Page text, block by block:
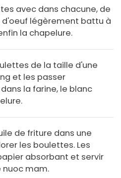
avec dans chacune, de
d'oeuf légèrement battu à
la chapelure.
de la taille d'une
et les passer
la farine, le blanc
de friture dans une
les boulettes. Les
absorbant et servir
nuoc mam.